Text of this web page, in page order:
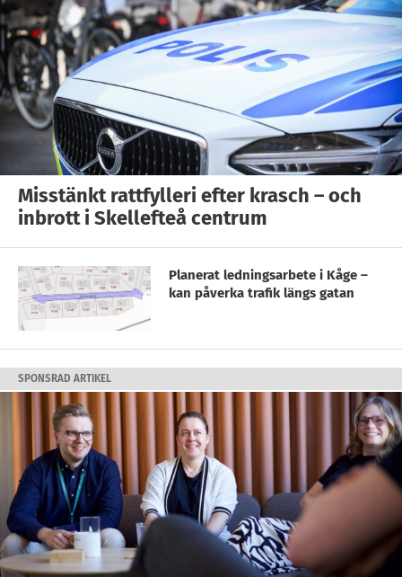
Misstänkt rattfylleri efter krasch – och
inbrott i Skellefteå centrum
Planerat ledningsarbete i Kåge –
kan påverka trafik längs gatan
SPONSRAD ARTIKEL